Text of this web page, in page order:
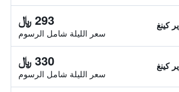
293 ﷼
سعر الليلة شامل الرسوم
330 ﷼
سعر الليلة شامل الرسوم